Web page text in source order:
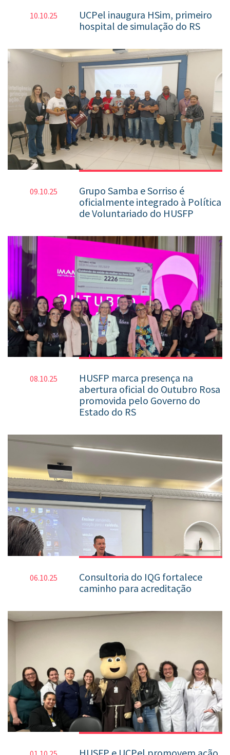
10.10.25
UCPel inaugura HSim, primeiro
hospital de simulação do RS
09.10.25
Grupo Samba e Sorriso é
oficialmente integrado à Política
de Voluntariado do HUSFP
08.10.25
HUSFP marca presença na
abertura oficial do Outubro Rosa
promovida pelo Governo do
Estado do RS
06.10.25
Consultoria do IQG fortalece
caminho para acreditação